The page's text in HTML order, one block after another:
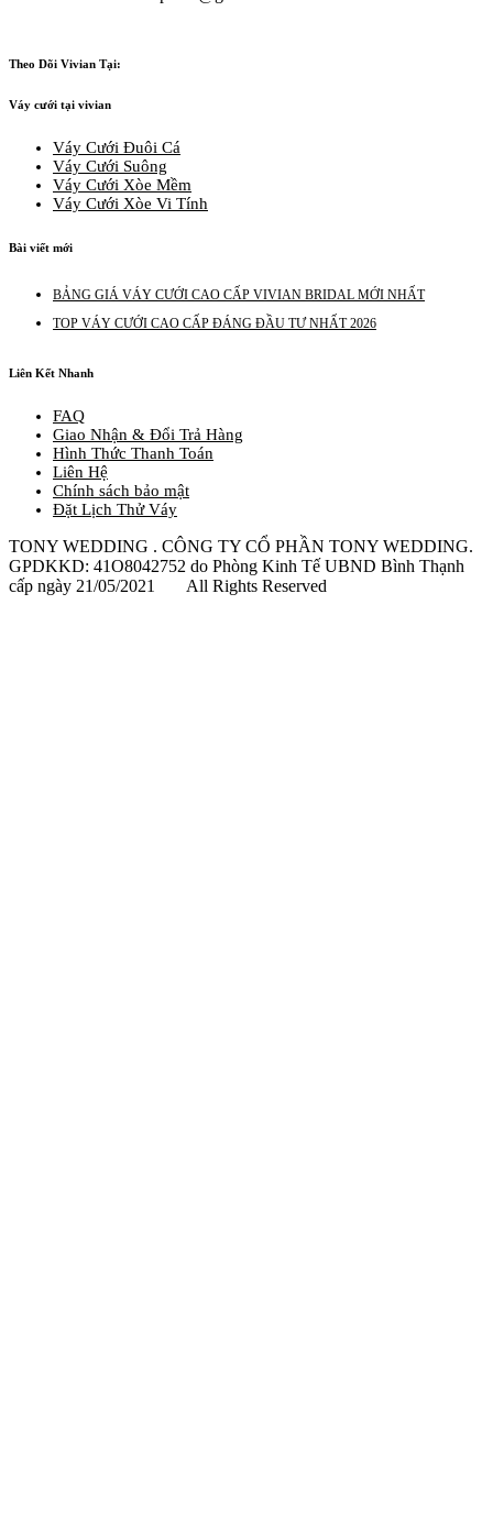
Theo Dõi Vivian Tại:
Váy cưới tại vivian
Váy Cưới Đuôi Cá
Váy Cưới Suông
Váy Cưới Xòe Mềm
Váy Cưới Xòe Vi Tính
Bài viết mới
BẢNG GIÁ VÁY CƯỚI CAO CẤP VIVIAN BRIDAL MỚI NHẤT
TOP VÁY CƯỚI CAO CẤP ĐÁNG ĐẦU TƯ NHẤT 2026
Liên Kết Nhanh
FAQ
Giao Nhận & Đổi Trả Hàng
Hình Thức Thanh Toán
Liên Hệ
Chính sách bảo mật
Đặt Lịch Thử Váy
TONY WEDDING . CÔNG TY CỔ PHẦN TONY WEDDING.
GPDKKD: 41O8042752 do Phòng Kinh Tế UBND Bình Thạnh
cấp ngày 21/05/2021 All Rights Reserved